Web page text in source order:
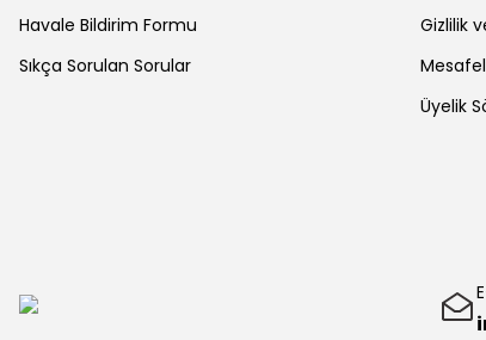
Havale Bildirim Formu
Sıkça Sorulan Sorular
Gizlilik
Üyelik